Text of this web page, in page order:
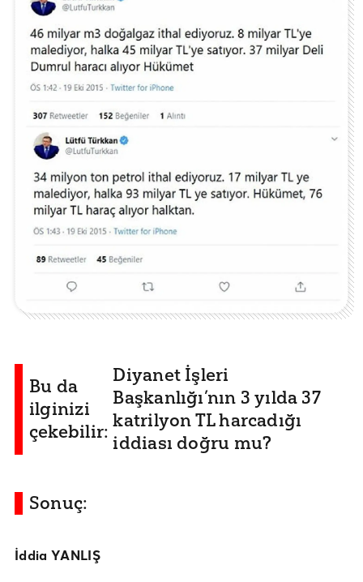
Bu da
ilginizi
çekebilir:
Diyanet İşleri
Başkanlığı’nın 3 yılda 37
katrilyon TL harcadığı
iddiası doğru mu?
Sonuç:
İddia YANLIŞ